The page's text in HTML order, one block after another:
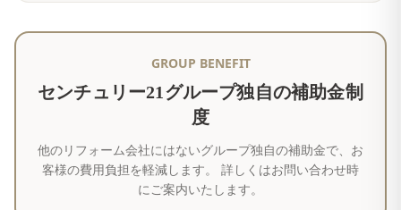
GROUP BENEFIT
センチュリー21グループ独自の補助金制
度
他のリフォーム会社にはないグループ独自の補助金で、お
客様の費用負担を軽減します。 詳しくはお問い合わせ時
にご案内いたします。